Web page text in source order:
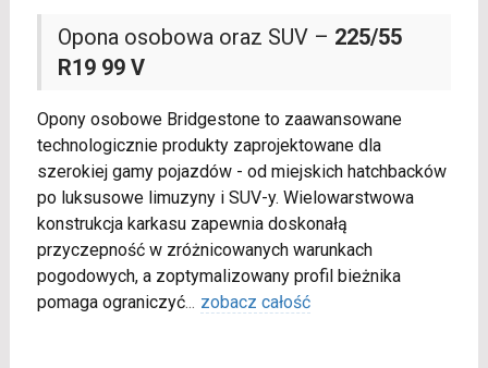
Opona osobowa oraz SUV – 225/55
R19 99 V
Opony osobowe Bridgestone to zaawansowane
technologicznie produkty zaprojektowane dla
szerokiej gamy pojazdów - od miejskich hatchbacków
po luksusowe limuzyny i SUV-y. Wielowarstwowa
konstrukcja karkasu zapewnia doskonałą
przyczepność w zróżnicowanych warunkach
pogodowych, a zoptymalizowany profil bieżnika
pomaga ograniczyć... zobacz całość